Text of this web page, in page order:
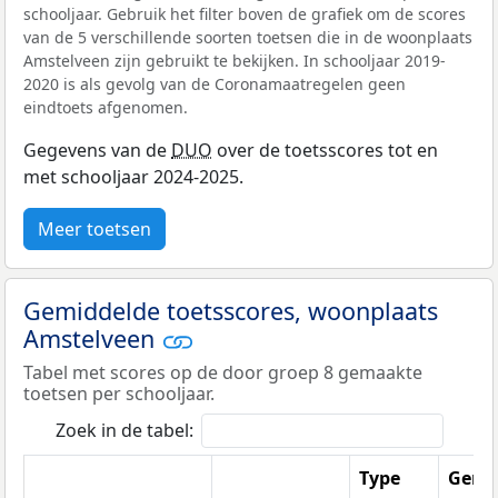
schooljaar. Gebruik het filter boven de grafiek om de scores
van de 5 verschillende soorten toetsen die in de woonplaats
Amstelveen zijn gebruikt te bekijken. In schooljaar 2019-
2020 is als gevolg van de Coronamaatregelen geen
eindtoets afgenomen.
Gegevens van de DUO over de toetsscores tot en
met schooljaar 2024-2025.
Meer toetsen
Gemiddelde toetsscores, woonplaats
Amstelveen
Tabel met scores op de door groep 8 gemaakte
toetsen per schooljaar.
Zoek in de tabel:
Type